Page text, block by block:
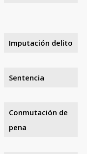
Imputación delito
Sentencia
Conmutación de
pena